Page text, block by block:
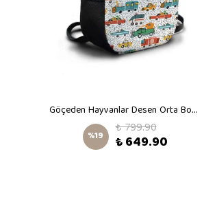
Göçeden Hayvanlar Desen Orta Boy Kreş Çantası
%19 ₺ 799.90
₺ 649.90